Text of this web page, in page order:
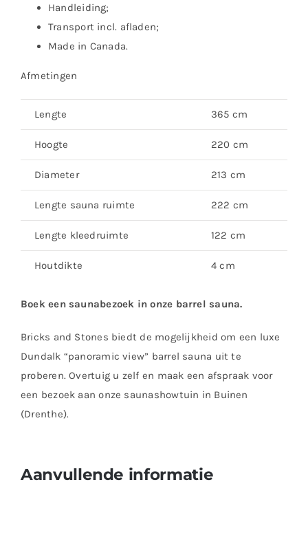
Handleiding;
Transport incl. afladen;
Made in Canada.
Afmetingen
Lengte 365 cm
Hoogte 220 cm
Diameter 213 cm
Lengte sauna ruimte 222 cm
Lengte kleedruimte 122 cm
Houtdikte 4 cm
Boek een saunabezoek in onze barrel sauna.
Bricks and Stones biedt de mogelijkheid om een luxe
Dundalk “panoramic view” barrel sauna uit te
proberen. Overtuig u zelf en maak een afspraak voor
een bezoek aan onze saunashowtuin in Buinen
(Drenthe).
Aanvullende informatie